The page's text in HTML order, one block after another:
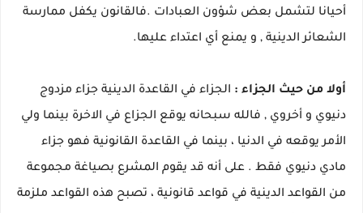
أحيانا لتشمل بعض شؤون العبادات .فالقانون يكفل ممارسة
الشعائر الدينية , و يمنع أي اعتداء عليها.
أولا من حيث الجزاء : الجزاء في القاعدة الدينية جزاء مزدوج
دنيوي و أخروي , فالله سبحانه يوقع الجزاع في الاخرة بينما ولي
الأمر يوقعه في الدنيا ، بينما في القاعدة القانونية فهو جزاء
مادي دنيوي فقط . على أنه قد يقوم المشرع بصياغة مجموعة
من القواعد الدينية في قواعد قانونية ، تصبح هذه القواعد ملزمة